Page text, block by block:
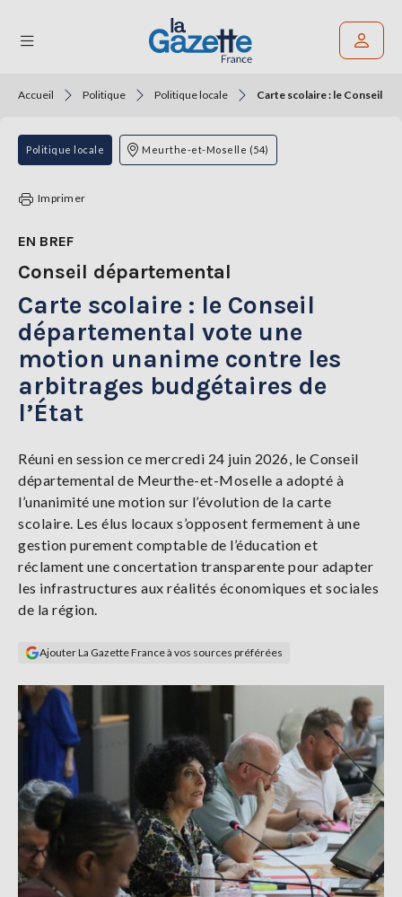
THÉMATIQUES
RÉGIONS
TENDANCES
SERVICES
LA
GAZETTE
Se
S'abonner
Accueil Politique Politique locale Carte scolaire : le Conseil
Politique locale Meurthe-et-Moselle (54)
Imprimer
EN BREF
Conseil départemental
Carte scolaire : le Conseil
départemental vote une
motion unanime contre les
arbitrages budgétaires de
l’État
Réuni en session ce mercredi 24 juin 2026, le Conseil
départemental de Meurthe-et-Moselle a adopté à
l’unanimité une motion sur l’évolution de la carte
scolaire. Les élus locaux s’opposent fermement à une
gestion purement comptable de l’éducation et
réclament une concertation transparente pour adapter
les infrastructures aux réalités économiques et sociales
de la région.
Ajouter La Gazette France à vos sources préférées